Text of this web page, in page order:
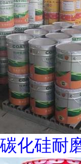
碳化硅耐